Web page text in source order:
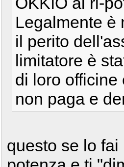
Legalmente è
il perito
limitatore è
di loro officine
non paga e
questo se lo